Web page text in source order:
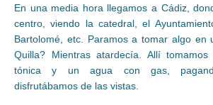
En una media hora llegamos a Cádiz,
centro, viendo la catedral, el
Bartolomé, etc. Paramos a tomar algo en
Quilla? Mientras atardecía. Allí
tónica y un agua con gas,
disfrutábamos de las vistas.